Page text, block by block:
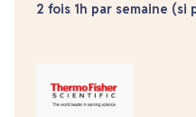
2 fois 1h par semaine (si